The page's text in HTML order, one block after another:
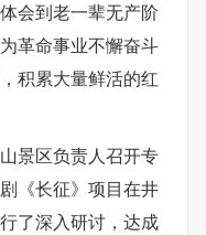
会到老一辈无产阶
革命事业不懈奋斗
积累大量鲜活的红
景区负责人召开专
《长征》项目在井
了深入研讨，达成